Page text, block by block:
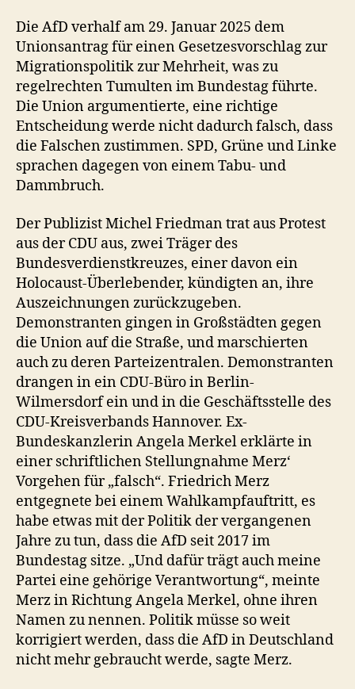
Die AfD verhalf am 29. Januar 2025 dem
Unionsantrag für einen Gesetzesvorschlag zur
Migrationspolitik zur Mehrheit, was zu
regelrechten Tumulten im Bundestag führte.
Die Union argumentierte, eine richtige
Entscheidung werde nicht dadurch falsch, dass
die Falschen zustimmen. SPD, Grüne und Linke
sprachen dagegen von einem Tabu- und
Dammbruch.
Der Publizist Michel Friedman trat aus Protest
aus der CDU aus, zwei Träger des
Bundesverdienstkreuzes, einer davon ein
Holocaust-Überlebender, kündigten an, ihre
Auszeichnungen zurückzugeben.
Demonstranten gingen in Großstädten gegen
die Union auf die Straße, und marschierten
auch zu deren Parteizentralen. Demonstranten
drangen in ein CDU-Büro in Berlin-
Wilmersdorf ein und in die Geschäftsstelle des
CDU-Kreisverbands Hannover. Ex-
Bundeskanzlerin Angela Merkel erklärte in
einer schriftlichen Stellungnahme Merz‘
Vorgehen für „falsch“. Friedrich Merz
entgegnete bei einem Wahlkampfauftritt, es
habe etwas mit der Politik der vergangenen
Jahre zu tun, dass die AfD seit 2017 im
Bundestag sitze. „Und dafür trägt auch meine
Partei eine gehörige Verantwortung“, meinte
Merz in Richtung Angela Merkel, ohne ihren
Namen zu nennen. Politik müsse so weit
korrigiert werden, dass die AfD in Deutschland
nicht mehr gebraucht werde, sagte Merz.